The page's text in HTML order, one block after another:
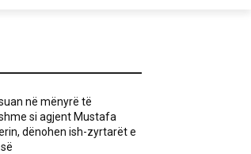
në mënyrë të
si agjent Mustafa
dënohen ish-zyrtarët e